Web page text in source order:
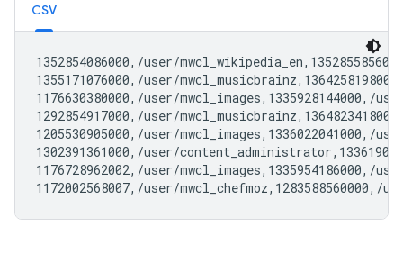
CSV
1352854086000,/user/
1355171076000,/user/
1176630380000,/user/mwcl_images,1335928144000,/
1292854917000,/user/
1205530905000,/user/
1302391361000,/user/
1176728962002,/user/mwcl_images,1335954186000,/
1172002568007,/user/